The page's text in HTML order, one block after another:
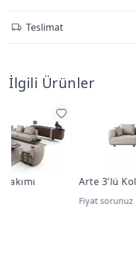
Teslimat
İlgili Ürünler
Arte 3'lü Koltuk